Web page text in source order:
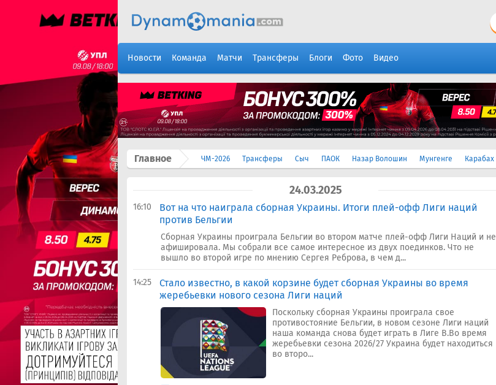
Новости Команда Матчи Трансферы Блоги Фото Видео
Главное ЧМ-2026 Трансферы Сыч ПАОК Назар Волошин Мунгенге Карабах
24.03.2025
16:10
Вот на что наиграла сборная Украины. Итоги плей-офф Лиги наций
против Бельгии
Сборная Украины проиграла Бельгии во втором матче плей-офф Лиги Наций и не
афишировала. Мы собрали все самое интересное из двух поединков. Что не
вышло во второй игре по мнению Сергея Реброва, в чем д...
14:25
Стало известно, в какой корзине будет сборная Украины во время
жеребьевки нового сезона Лиги наций
Поскольку сборная Украины проиграла свое
противостояние Бельгии, в новом сезоне Лиги наций
наша команда снова будет играть в Лиге В.Во время
жеребьевки сезона 2026/27 Украина будет находиться
во второ...